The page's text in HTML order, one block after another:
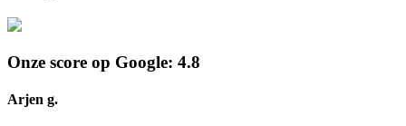
Onze score op Google: 4.8
Arjen g.